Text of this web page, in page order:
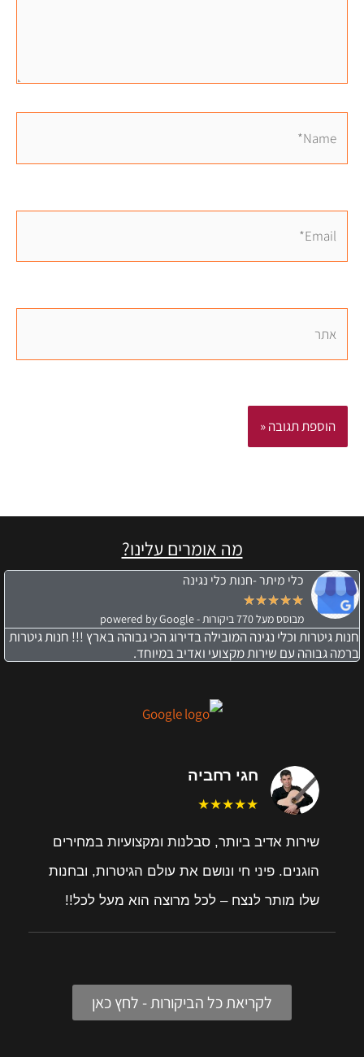
מה אומרים עלינו?
כלי מיתר -חנות כלי נגינה
★
★
★
★
★
מבוסס מעל 770 ביקורות - powered by Google
חנות גיטרות וכלי נגינה המובילה בדירוג הכי גבוהה בארץ !!! חנות גיטרות
ברמה גבוהה עם שירות מקצועי ואדיב במיוחד.
חגי רחביה
★★★★★
שירות אדיב ביותר, סבלנות ומקצועיות במחירים
הוגנים. פיני חי ונושם את עולם הגיטרות, ובחנות
שלו מותר לנצח – לכל מרוצה הוא מעל לכל!!
לקריאת כל הביקורות - לחץ כאן